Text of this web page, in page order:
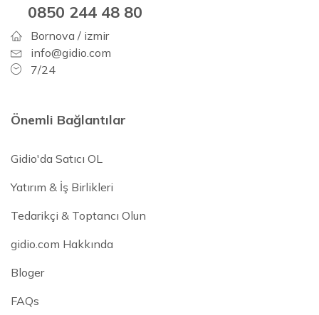
0850 244 48 80
Bornova / izmir
info@gidio.com
7/24
Önemli Bağlantılar
Gidio'da Satıcı OL
Yatırım & İş Birlikleri
Tedarikçi & Toptancı Olun
gidio.com Hakkında
Bloger
FAQs